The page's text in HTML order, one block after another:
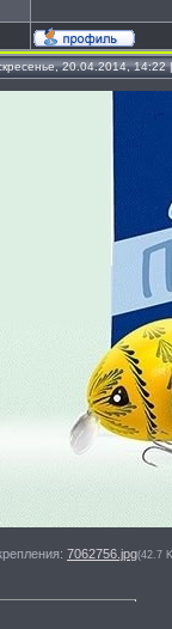
20.04.2014,
7062756.jpg(42.7